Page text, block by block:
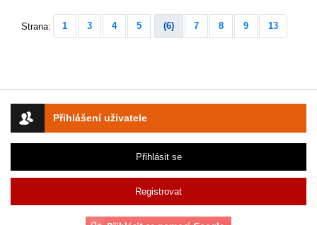
Přihlášení uživatele
Přihlásit se
Registrovat
Strana: 1 3 4 5 (6) 7 8 9 13